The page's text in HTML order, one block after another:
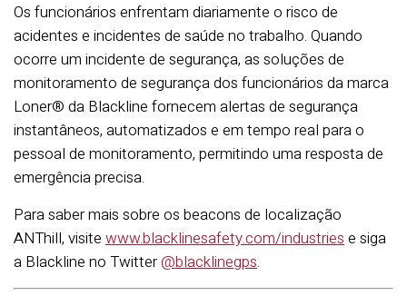
Os funcionários enfrentam diariamente o risco de
acidentes e incidentes de saúde no trabalho. Quando
ocorre um incidente de segurança, as soluções de
monitoramento de segurança dos funcionários da marca
Loner® da Blackline fornecem alertas de segurança
instantâneos, automatizados e em tempo real para o
pessoal de monitoramento, permitindo uma resposta de
emergência precisa.
Para saber mais sobre os beacons de localização
ANThill, visite www.blacklinesafety.com/industriese siga
a Blackline no Twitter@blacklinegps.